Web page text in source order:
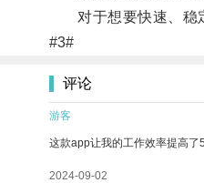
对于想要快速、稳定
#3#
评论
游客
这款app让我的工作效率提高了
2024-09-02